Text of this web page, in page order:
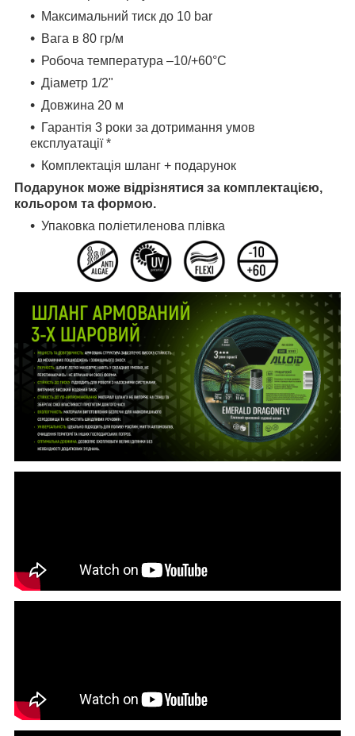
Максимальний тиск до 10 bar
Вага в 80 гр/м
Робоча температура –10/+60°С
Діаметр 1/2"
Довжина 20 м
Гарантія 3 роки за дотримання умов
експлуатації *
Комплектація шланг + подарунок
Подарунок може відрізнятися за комплектацією,
кольором та формою.
Упаковка поліетиленова плівка